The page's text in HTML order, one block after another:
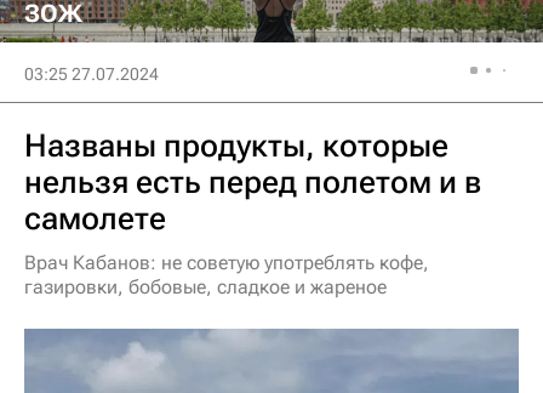
ЗОЖ
03:25 27.07.2024
Названы продукты, которые
нельзя есть перед полетом и в
самолете
Врач Кабанов: не советую употреблять кофе,
газировки, бобовые, сладкое и жареное